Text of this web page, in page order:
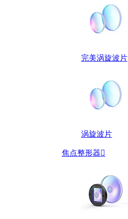
完美涡旋波片
涡旋波片
焦点整形器